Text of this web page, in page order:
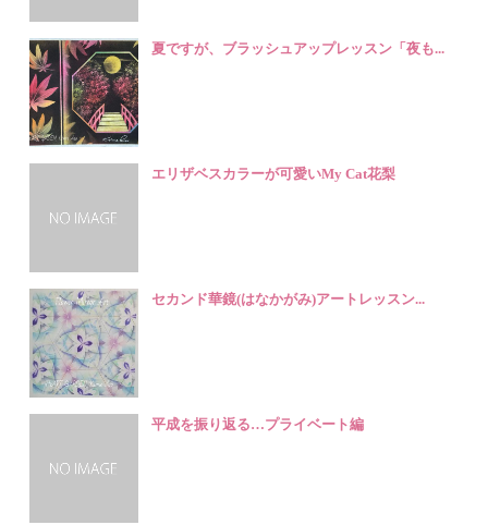
夏ですが、ブラッシュアップレッスン「夜も...
エリザベスカラーが可愛いMy Cat花梨
セカンド華鏡(はなかがみ)アートレッスン...
平成を振り返る…プライベート編